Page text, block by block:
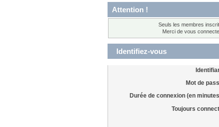
Attention !
Seuls les membres
Merci de vous
Identifiez-vous
Mot de
Durée de connexion (en
Toujours